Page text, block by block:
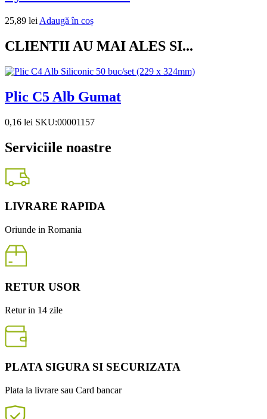
25,89 lei Adaugă în coș
CLIENTII AU MAI ALES SI...
Plic C5 Alb Gumat
0,16 lei SKU:00001157
Serviciile noastre
LIVRARE RAPIDA
Oriunde in Romania
RETUR USOR
Retur in 14 zile
PLATA SIGURA SI SECURIZATA
Plata la livrare sau Card bancar